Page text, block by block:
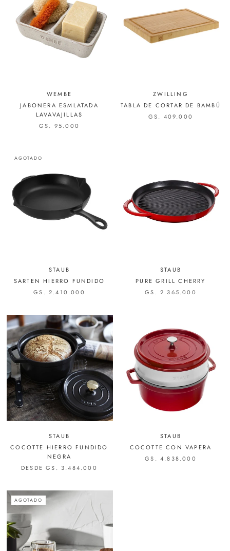
WEMBE
JABONERA ESMLATADA
LAVAVAJILLAS
GS. 95.000
ZWILLING
TABLA DE CORTAR DE BAMBÚ
GS. 409.000
AGOTADO
STAUB
SARTEN HIERRO FUNDIDO
GS. 2.410.000
STAUB
PURE GRILL CHERRY
GS. 2.365.000
STAUB
COCOTTE HIERRO FUNDIDO
NEGRA
DESDE GS. 3.484.000
STAUB
COCOTTE CON VAPERA
GS. 4.838.000
AGOTADO